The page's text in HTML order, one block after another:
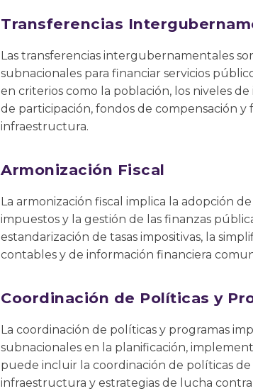
Transferencias
Las transferencias intergubernamentales
subnacionales para financiar servicios
en criterios como la población, los niveles
de participación, fondos de compensación y
infraestructura.
Armonización Fiscal
La armonización fiscal implica la adopción
impuestos y la gestión de las finanzas
estandarización de tasas impositivas, la
contables y de información financiera
Coordinación de Políticas y
La coordinación de políticas y programas
subnacionales en la planificación,
puede incluir la coordinación de políticas
infraestructura y estrategias de lucha